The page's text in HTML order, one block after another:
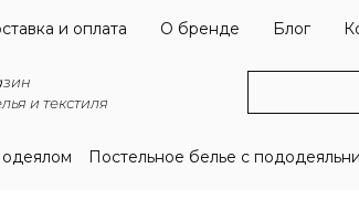
и оплата О бренде Блог
и текстиля
одеялом Постельное белье с